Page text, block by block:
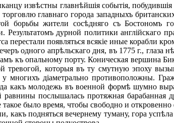
извѣстны главнѣйшія событія, побудившія
главнаго города западныхъ
борьбы жители сосѣдняго съ Бостономъ
Результатомъ дурной политики англійскаго
перестали появляться всякіе иные корабли
одного апрѣльскаго дня, въ 1775 г., глаза
къ опальному порту. Коническая вершина
тревогой, которыя въ ту смутную эпоху
у многихъ діаметрально противоположны.
какъ молодежь въ военной формѣ шумно
равнины послышалась протяжная барабанная
было время, чтобы свободно и
какъ подняться вечернему туману, гора